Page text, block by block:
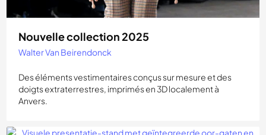
Nouvelle collection 2025
Walter Van Beirendonck
Des éléments vestimentaires conçus sur mesure et des
doigts extraterrestres, imprimés en 3D localement à
Anvers.